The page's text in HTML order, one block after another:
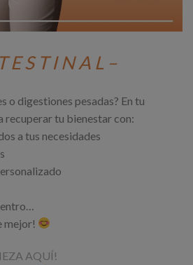
E S T I N A L –
o digestiones pesadas? En tu
recuperar tu bienestar con:
a tus necesidades
mejor!
AQUÍ!